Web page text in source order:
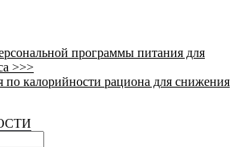
программы питания для
>>>
по калорийности рациона для снижения